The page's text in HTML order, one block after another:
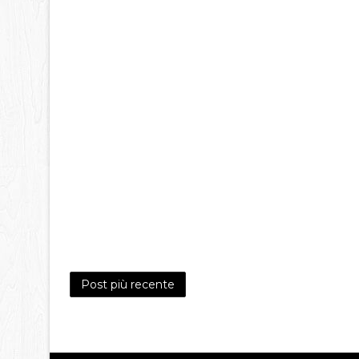
Post più recente